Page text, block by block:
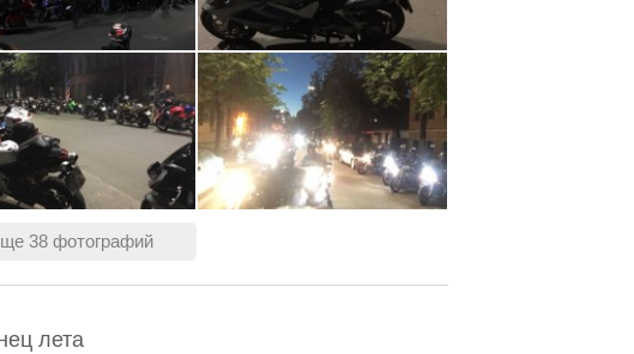
38 фотографий
лета